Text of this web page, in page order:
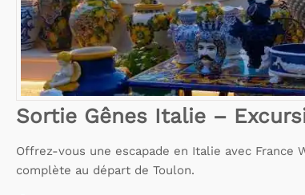
Sortie Gênes Italie –
Offrez-vous une escapade en Italie avec France
complète au départ de Toulon.